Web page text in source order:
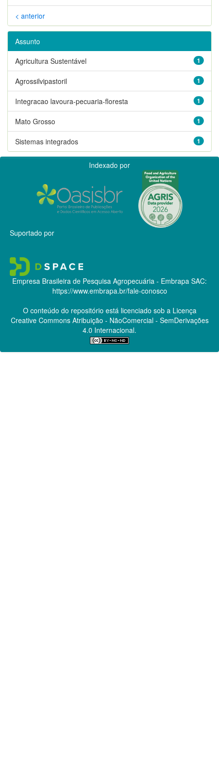
< anterior
Assunto
1
Agricultura Sustentável
1
Agrossilvipastoril
1
Integracao lavoura-pecuaria-floresta
1
Mato Grosso
1
Sistemas integrados
Indexado por
Suportado por
Empresa Brasileira de Pesquisa Agropecuária - Embrapa SAC:
https://www.embrapa.br/fale-conosco
O conteúdo do repositório está licenciado sob a Licença
Creative CommonsAtribuição - NãoComercial - SemDerivações
4.0 Internacional.